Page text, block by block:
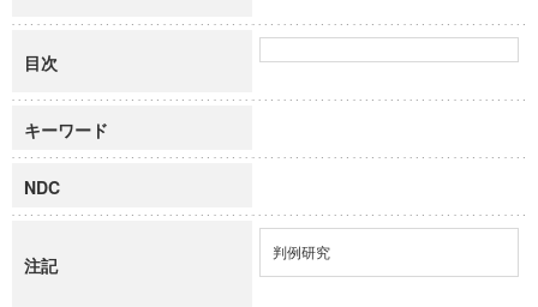
目次
キーワード
NDC
注記
判例研究